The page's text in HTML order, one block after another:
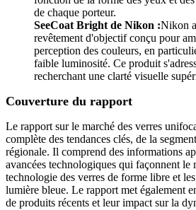
de chaque porteur.
SeeCoat Bright de Nikon :Nikon
revêtement d'objectif conçu pour
perception des couleurs, en
faible luminosité. Ce produit
recherchant une clarté visuelle
Couverture du rapport
Le rapport sur le marché des verres
complète des tendances clés, de la
régionale. Il comprend des informations
avancées technologiques qui façonnent le
technologie des verres de forme libre et
lumière bleue. Le rapport met également
de produits récents et leur impact sur la